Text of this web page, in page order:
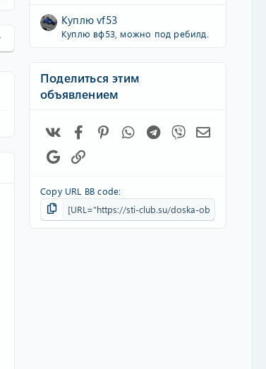
Куплю vf53
Куплю вф53, можно под ребилд.
Поделиться этим
объявлением
FacebookPinterestWhatsAppTelegram
Viber
Google
Copy URL BB code